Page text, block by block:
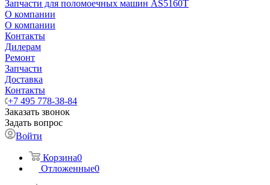
Запчасти для поломоечных машин AS5160T
О компании
О компании
Контакты
Дилерам
Ремонт
Запчасти
Доставка
Контакты
+7 495 778-38-84
Заказать звонок
Задать вопрос
Войти
Корзина0
Отложенные0